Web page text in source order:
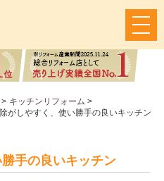
メ
ニ
> キッチンリフォーム >
がしやすく、使い勝手の良いキッチン
手の良いキッチン